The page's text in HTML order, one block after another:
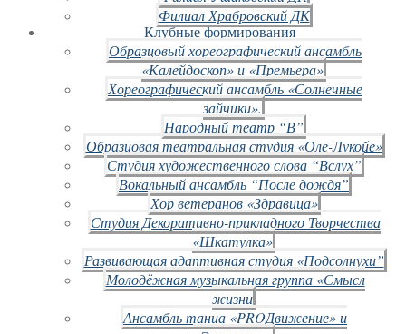
Филиал Храбровский ДК
Клубные формирования
Образцовый хореографический ансамбль
«Калейдоскоп» и «Премьера»
Хореографический ансамбль «Солнечные
зайчики».
Народный театр “В”
Образцовая театральная студия «Оле-Лукойе»
Студия художественного слова “Вслух”
Вокальный ансамбль “После дождя”
Хор ветеранов «Здравица»
Студия Декоративно-прикладного Творчества
«Шкатулка»
Развивающая адаптивная студия «Подсолнухи”
Молодёжная музыкальная группа «Смысл
жизни
Ансамбль танца «PROДвижение» и